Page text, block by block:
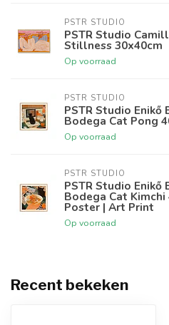
PSTR STUDIO
PSTR Studio
Stillness 30x40cm
Op voorraad
PSTR STUDIO
PSTR Studio Enikő
Bodega Cat Pong
Op voorraad
PSTR STUDIO
PSTR Studio Enikő
Bodega Cat Kimchi
Poster | Art Print
Op voorraad
Recent bekeken